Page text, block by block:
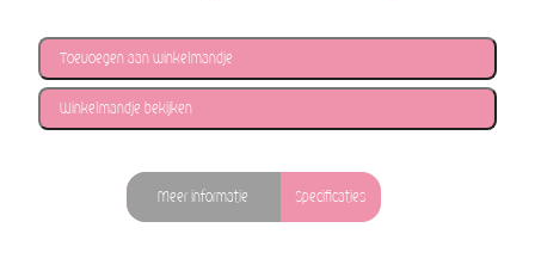
Toevoegen aan winkelmandje
Winkelmandje bekijken
Meer informatie Specificaties